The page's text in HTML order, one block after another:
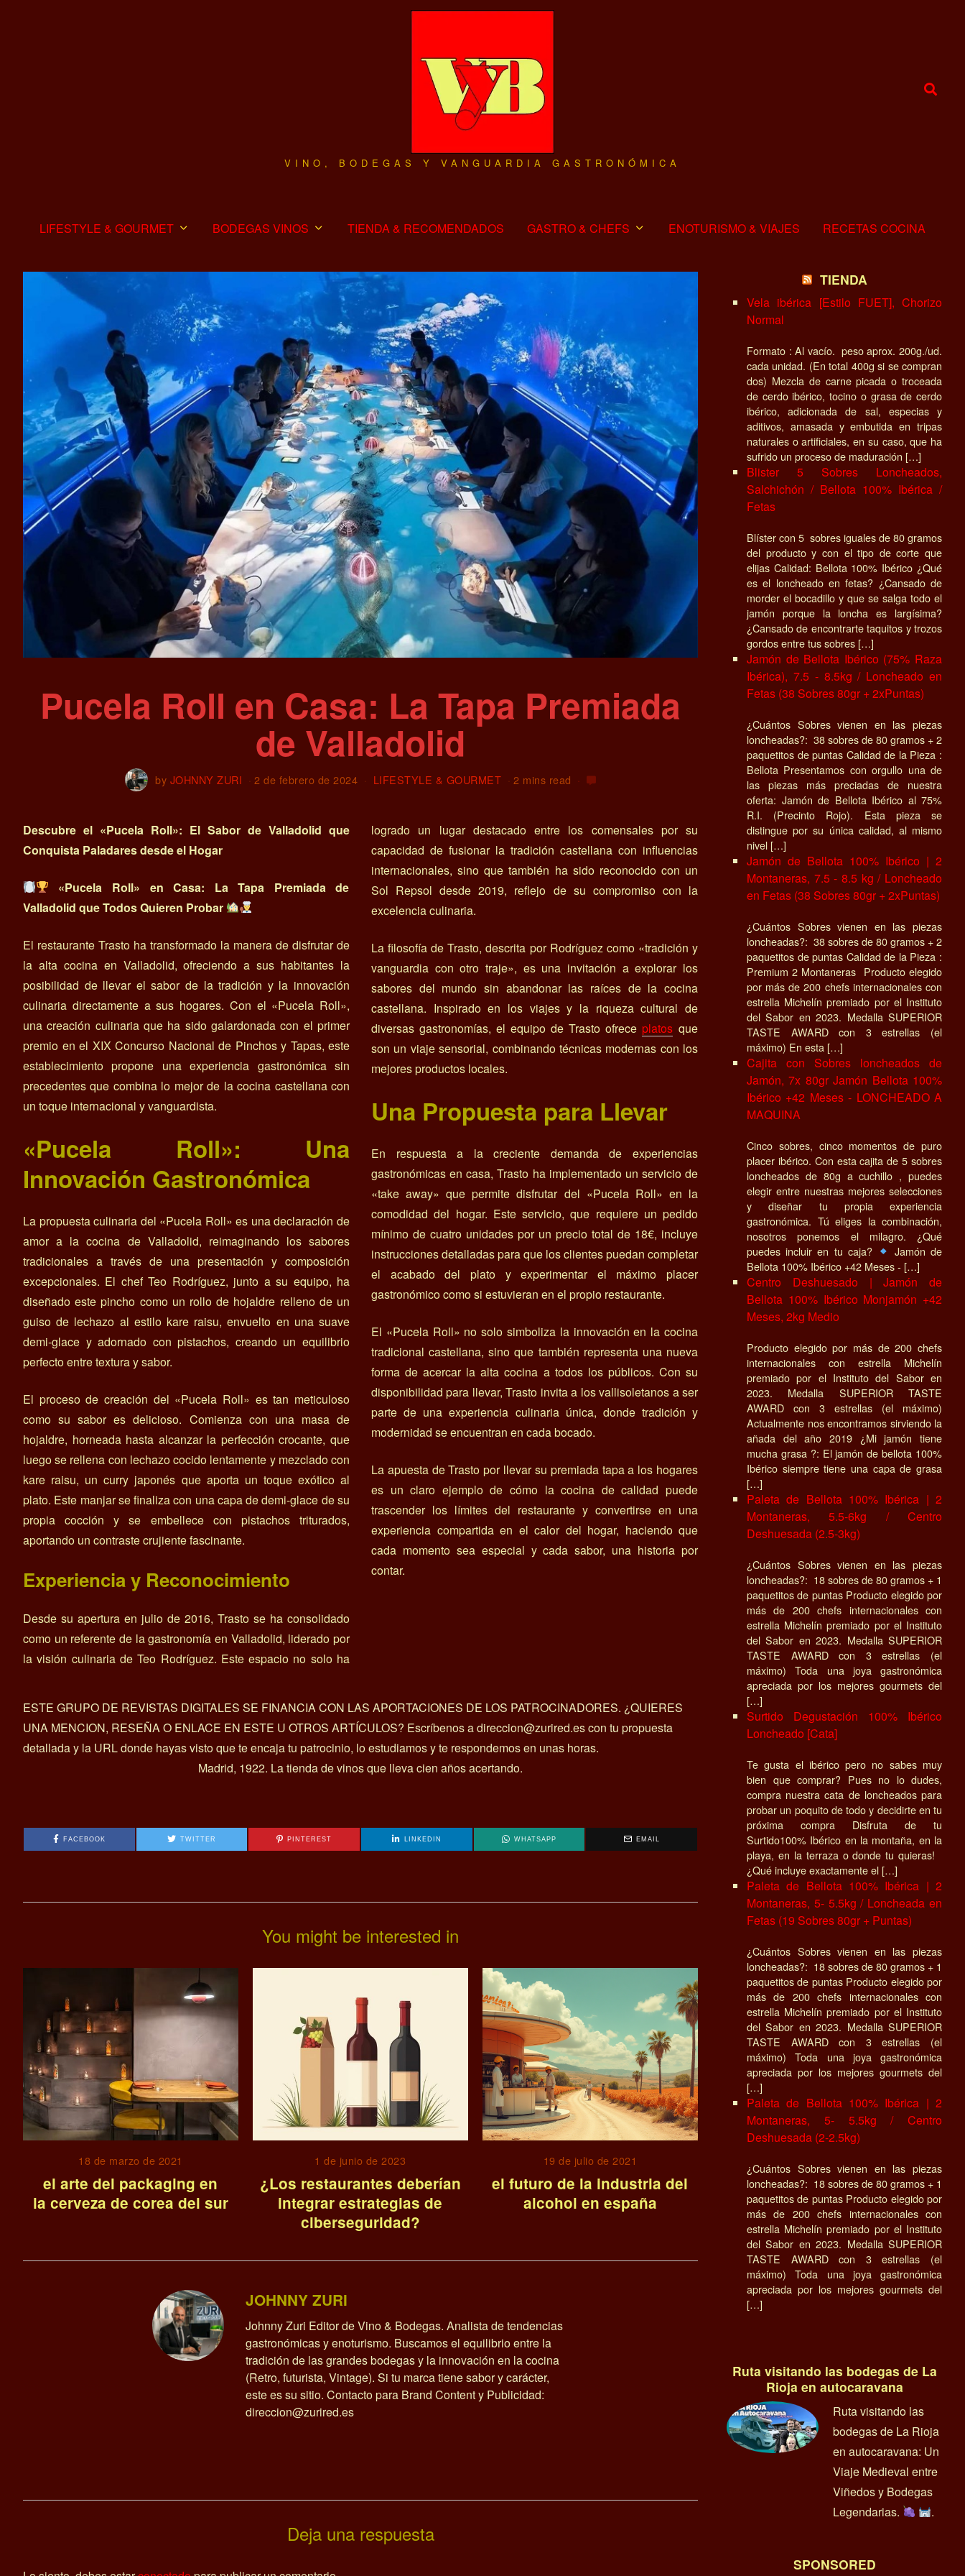
VINO, BODEGAS Y VANGUARDIA GASTRONÓMICA
LIFESTYLE & GOURMET BODEGAS VINOS TIENDA & RECOMENDADOS GASTRO & CHEFS ENOTURISMO & VIAJES RECETAS COCINA
Pucela Roll en Casa: La Tapa Premiada
de Valladolid
by JOHNNY ZURI 2 de febrero de 2024 LIFESTYLE & GOURMET 2 mins read
Descubre el «Pucela Roll»: El Sabor de Valladolid que
Conquista Paladares desde el Hogar
«Pucela Roll» en Casa: La Tapa Premiada de
Valladolid que Todos Quieren Probar
El restaurante Trasto ha transformado la manera de disfrutar de
la alta cocina en Valladolid, ofreciendo a sus habitantes la
posibilidad de llevar el sabor de la tradición y la innovación
culinaria directamente a sus hogares. Con el «Pucela Roll»,
una creación culinaria que ha sido galardonada con el primer
premio en el XIX Concurso Nacional de Pinchos y Tapas, este
establecimiento propone una experiencia gastronómica sin
precedentes que combina lo mejor de la cocina castellana con
un toque internacional y vanguardista.
«Pucela Roll»: Una
Innovación Gastronómica
La propuesta culinaria del «Pucela Roll» es una declaración de
amor a la cocina de Valladolid, reimaginando los sabores
tradicionales a través de una presentación y composición
excepcionales. El chef Teo Rodríguez, junto a su equipo, ha
diseñado este pincho como un rollo de hojaldre relleno de un
guiso de lechazo al estilo kare raisu, envuelto en una suave
demi-glace y adornado con pistachos, creando un equilibrio
perfecto entre textura y sabor.
El proceso de creación del «Pucela Roll» es tan meticuloso
como su sabor es delicioso. Comienza con una masa de
hojaldre, horneada hasta alcanzar la perfección crocante, que
luego se rellena con lechazo cocido lentamente y mezclado con
kare raisu, un curry japonés que aporta un toque exótico al
plato. Este manjar se finaliza con una capa de demi-glace de su
propia cocción y se embellece con pistachos triturados,
aportando un contraste crujiente fascinante.
Experiencia y Reconocimiento
Desde su apertura en julio de 2016, Trasto se ha consolidado
como un referente de la gastronomía en Valladolid, liderado por
la visión culinaria de Teo Rodríguez. Este espacio no solo ha
logrado un lugar destacado entre los comensales por su
capacidad de fusionar la tradición castellana con influencias
internacionales, sino que también ha sido reconocido con un
Sol Repsol desde 2019, reflejo de su compromiso con la
excelencia culinaria.
La filosofía de Trasto, descrita por Rodríguez como «tradición y
vanguardia con otro traje», es una invitación a explorar los
sabores del mundo sin abandonar las raíces de la cocina
castellana. Inspirado en los viajes y la riqueza cultural de
diversas gastronomías, el equipo de Trasto ofrece platos que
son un viaje sensorial, combinando técnicas modernas con los
mejores productos locales.
Una Propuesta para Llevar
En respuesta a la creciente demanda de experiencias
gastronómicas en casa, Trasto ha implementado un servicio de
«take away» que permite disfrutar del «Pucela Roll» en la
comodidad del hogar. Este servicio, que requiere un pedido
mínimo de cuatro unidades por un precio total de 18€, incluye
instrucciones detalladas para que los clientes puedan completar
el acabado del plato y experimentar el máximo placer
gastronómico como si estuvieran en el propio restaurante.
El «Pucela Roll» no solo simboliza la innovación en la cocina
tradicional castellana, sino que también representa una nueva
forma de acercar la alta cocina a todos los públicos. Con su
disponibilidad para llevar, Trasto invita a los vallisoletanos a ser
parte de una experiencia culinaria única, donde tradición y
modernidad se encuentran en cada bocado.
La apuesta de Trasto por llevar su premiada tapa a los hogares
es un claro ejemplo de cómo la cocina de calidad puede
trascender los límites del restaurante y convertirse en una
experiencia compartida en el calor del hogar, haciendo que
cada momento sea especial y cada sabor, una historia por
contar.
ESTE GRUPO DE REVISTAS DIGITALES SE FINANCIA CON LAS APORTACIONES DE LOS PATROCINADORES. ¿QUIERES
UNA MENCION, RESEÑA O ENLACE EN ESTE U OTROS ARTÍCULOS? Escríbenos a direccion@zurired.es con tu propuesta
detallada y la URL donde hayas visto que te encaja tu patrocinio, lo estudiamos y te respondemos en unas horas.
Madrid, 1922. La tienda de vinos que lleva cien años acertando.
FACEBOOK TWITTER PINTEREST LINKEDIN WHATSAPP EMAIL
You might be interested in
18 de marzo de 2021
el arte del packaging en
la cerveza de corea del sur
1 de junio de 2023
¿Los restaurantes deberían
integrar estrategias de
ciberseguridad?
19 de julio de 2021
el futuro de la industria del
alcohol en españa
JOHNNY ZURI
Johnny Zuri Editor de Vino & Bodegas. Analista de tendencias
gastronómicas y enoturismo. Buscamos el equilibrio entre la
tradición de las grandes bodegas y la innovación en la cocina
(Retro, futurista, Vintage). Si tu marca tiene sabor y carácter,
este es su sitio. Contacto para Brand Content y Publicidad:
direccion@zurired.es
Deja una respuesta
TIENDA
Vela ibérica [Estilo FUET], Chorizo
Normal
Formato : Al vacío. peso aprox. 200g./ud.
cada unidad. (En total 400g si se compran
dos) Mezcla de carne picada o troceada
de cerdo ibérico, tocino o grasa de cerdo
ibérico, adicionada de sal, especias y
aditivos, amasada y embutida en tripas
naturales o artificiales, en su caso, que ha
sufrido un proceso de maduración […]
Blister 5 Sobres Loncheados,
Salchichón / Bellota 100% Ibérica /
Fetas
Blíster con 5 sobres iguales de 80 gramos
del producto y con el tipo de corte que
elijas Calidad: Bellota 100% Ibérico ¿Qué
es el loncheado en fetas? ¿Cansado de
morder el bocadillo y que se salga todo el
jamón porque la loncha es largísima?
¿Cansado de encontrarte taquitos y trozos
gordos entre tus sobres […]
Jamón de Bellota Ibérico (75% Raza
Ibérica), 7.5 - 8.5kg / Loncheado en
Fetas (38 Sobres 80gr + 2xPuntas)
¿Cuántos Sobres vienen en las piezas
loncheadas?: 38 sobres de 80 gramos + 2
paquetitos de puntas Calidad de la Pieza :
Bellota Presentamos con orgullo una de
las piezas más preciadas de nuestra
oferta: Jamón de Bellota Ibérico al 75%
R.I. (Precinto Rojo). Esta pieza se
distingue por su única calidad, al mismo
nivel […]
Jamón de Bellota 100% Ibérico | 2
Montaneras, 7.5 - 8.5 kg / Loncheado
en Fetas (38 Sobres 80gr + 2xPuntas)
¿Cuántos Sobres vienen en las piezas
loncheadas?: 38 sobres de 80 gramos + 2
paquetitos de puntas Calidad de la Pieza :
Premium 2 Montaneras Producto elegido
por más de 200 chefs internacionales con
estrella Michelín premiado por el Instituto
del Sabor en 2023. Medalla SUPERIOR
TASTE AWARD con 3 estrellas (el
máximo) En esta […]
Cajita con Sobres loncheados de
Jamón, 7x 80gr Jamón Bellota 100%
Ibérico +42 Meses - LONCHEADO A
MAQUINA
Cinco sobres, cinco momentos de puro
placer ibérico. Con esta cajita de 5 sobres
loncheados de 80g a cuchillo , puedes
elegir entre nuestras mejores selecciones
y diseñar tu propia experiencia
gastronómica. Tú eliges la combinación,
nosotros ponemos el milagro. ¿Qué
puedes incluir en tu caja?
Jamón de
Bellota 100% Ibérico +42 Meses - […]
Centro Deshuesado | Jamón de
Bellota 100% Ibérico Monjamón +42
Meses, 2kg Medio
Producto elegido por más de 200 chefs
internacionales con estrella Michelín
premiado por el Instituto del Sabor en
2023. Medalla SUPERIOR TASTE
AWARD con 3 estrellas (el máximo)
Actualmente nos encontramos sirviendo la
añada del año 2019 ¿Mi jamón tiene
mucha grasa ?: El jamón de bellota 100%
Ibérico siempre tiene una capa de grasa
[…]
Paleta de Bellota 100% Ibérica | 2
Montaneras, 5.5-6kg / Centro
Deshuesada (2.5-3kg)
¿Cuántos Sobres vienen en las piezas
loncheadas?: 18 sobres de 80 gramos + 1
paquetitos de puntas Producto elegido por
más de 200 chefs internacionales con
estrella Michelín premiado por el Instituto
del Sabor en 2023. Medalla SUPERIOR
TASTE AWARD con 3 estrellas (el
máximo) Toda una joya gastronómica
apreciada por los mejores gourmets del
[…]
Surtido Degustación 100% Ibérico
Loncheado [Cata]
Te gusta el ibérico pero no sabes muy
bien que comprar? Pues no lo dudes,
compra nuestra cata de loncheados para
probar un poquito de todo y decidirte en tu
próxima compra Disfruta de tu
Surtido100% Ibérico en la montaña, en la
playa, en la terraza o donde tu quieras!
¿Qué incluye exactamente el […]
Paleta de Bellota 100% Ibérica | 2
Montaneras, 5- 5.5kg / Loncheada en
Fetas (19 Sobres 80gr + Puntas)
¿Cuántos Sobres vienen en las piezas
loncheadas?: 18 sobres de 80 gramos + 1
paquetitos de puntas Producto elegido por
más de 200 chefs internacionales con
estrella Michelín premiado por el Instituto
del Sabor en 2023. Medalla SUPERIOR
TASTE AWARD con 3 estrellas (el
máximo) Toda una joya gastronómica
apreciada por los mejores gourmets del
[…]
Paleta de Bellota 100% Ibérica | 2
Montaneras, 5- 5.5kg / Centro
Deshuesada (2-2.5kg)
¿Cuántos Sobres vienen en las piezas
loncheadas?: 18 sobres de 80 gramos + 1
paquetitos de puntas Producto elegido por
más de 200 chefs internacionales con
estrella Michelín premiado por el Instituto
del Sabor en 2023. Medalla SUPERIOR
TASTE AWARD con 3 estrellas (el
máximo) Toda una joya gastronómica
apreciada por los mejores gourmets del
[…]
Ruta visitando las bodegas de La
Rioja en autocaravana
Ruta visitando las
bodegas de La Rioja
en autocaravana: Un
Viaje Medieval entre
Viñedos y Bodegas
Legendarias.
.
SPONSORED